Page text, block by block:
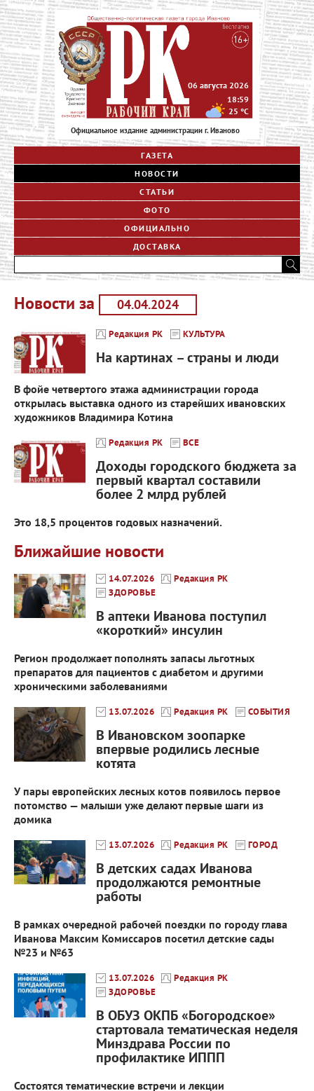
Официальное издание администрации г. Иваново
06 августа 2026
18:59
25 °C
ГАЗЕТА
НОВОСТИ
СТАТЬИ
ФОТО
ОФИЦИАЛЬНО
ДОСТАВКА
Новости за
Редакция РК КУЛЬТУРА
На картинах – страны и люди
В фойе четвертого этажа администрации города
открылась выставка одного из старейших ивановских
художников Владимира Котина
Редакция РК ВСЕ
Доходы городского бюджета за
первый квартал составили
более 2 млрд рублей
Это 18,5 процентов годовых назначений.
Ближайшие новости
14.07.2026
Редакция РК
ЗДОРОВЬЕ
В аптеки Иванова поступил
«короткий» инсулин
Регион продолжает пополнять запасы льготных
препаратов для пациентов с диабетом и другими
хроническими заболеваниями
13.07.2026 Редакция РК СОБЫТИЯ
В Ивановском зоопарке
впервые родились лесные
котята
У пары европейских лесных котов появилось первое
потомство — малыши уже делают первые шаги из
домика
13.07.2026 Редакция РК ГОРОД
В детских садах Иванова
продолжаются ремонтные
работы
В рамках очередной рабочей поездки по городу глава
Иванова Максим Комиссаров посетил детские сады
№23 и №63
13.07.2026
Редакция РК
ЗДОРОВЬЕ
В ОБУЗ ОКПБ «Богородское»
стартовала тематическая неделя
Минздрава России по
профилактике ИППП
Состоятся тематические встречи и лекции